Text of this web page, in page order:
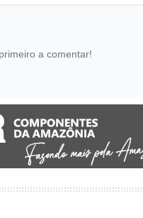
a comentar!